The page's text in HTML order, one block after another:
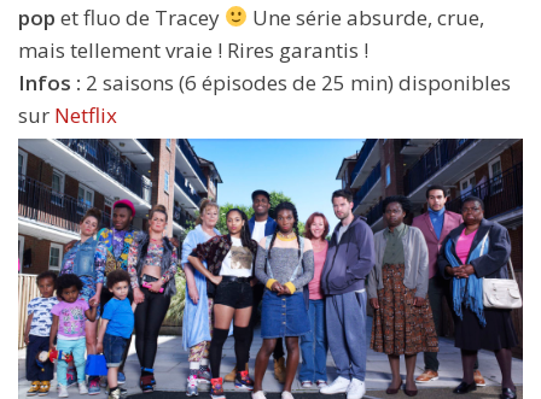
pop et fluo de Tracey
Une série absurde, crue,
mais tellement vraie ! Rires garantis !
Infos : 2 saisons (6 épisodes de 25 min) disponibles
sur Netflix